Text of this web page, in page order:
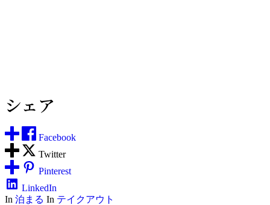
シェア
Facebook
Twitter
Pinterest
LinkedIn
In 泊まる In テイクアウト